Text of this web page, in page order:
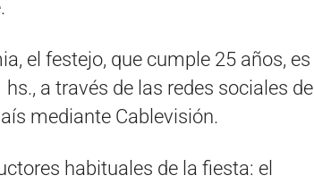
el festejo, que cumple 25 años, es
a través de las redes sociales de
mediante Cablevisión.
habituales de la fiesta: el